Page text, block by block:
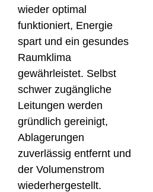
wieder optimal
funktioniert, Energie
spart und ein gesundes
Raumklima
gewährleistet. Selbst
schwer zugängliche
Leitungen werden
gründlich gereinigt,
Ablagerungen
zuverlässig entfernt und
der Volumenstrom
wiederhergestellt.